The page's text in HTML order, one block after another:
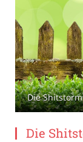
Die
Die